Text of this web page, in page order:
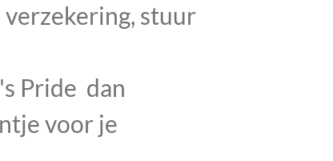
verzekering, stuur
Pride dan
voor je